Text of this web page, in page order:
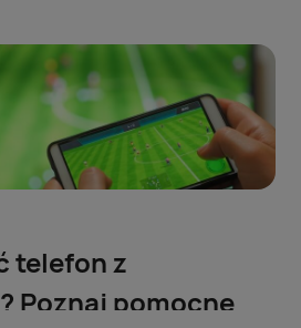
telefon z
Poznaj pomocne